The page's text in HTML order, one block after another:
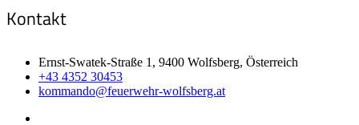
Kontakt
Ernst-Swatek-Straße 1, 9400 Wolfsberg, Österreich
+43 4352 30453
kommando@feuerwehr-wolfsberg.at